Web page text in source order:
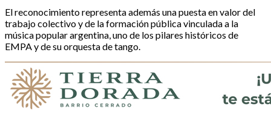
El reconocimiento representa además una puesta en valor del
trabajo colectivo y de la formación pública vinculada a la
música popular argentina, uno de los pilares históricos de
EMPA y de su orquesta de tango.